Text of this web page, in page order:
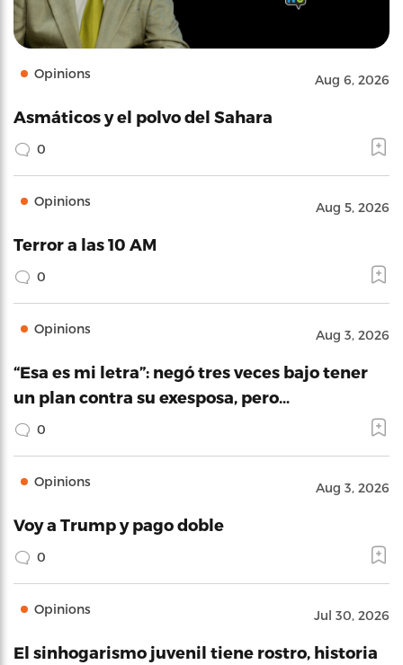
Opinions Aug 6, 2026
Asmáticos y el polvo del Sahara
0
Opinions Aug 5, 2026
Terror a las 10 AM
0
Opinions Aug 3, 2026
“Esa es mi letra”: negó tres veces bajo tener
un plan contra su exesposa, pero…
0
Opinions Aug 3, 2026
Voy a Trump y pago doble
0
Opinions Jul 30, 2026
El sinhogarismo juvenil tiene rostro, historia